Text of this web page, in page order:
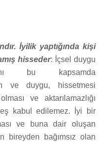
İyilik yaptığında kişi
hisseder: İçsel duygu
bu kapsamda
ve duygu, hissetmesi
ve aktarılamazlığı
kabul edilemez. İyi bir
ve buna dair oluşan
bireyden bağımsız olan